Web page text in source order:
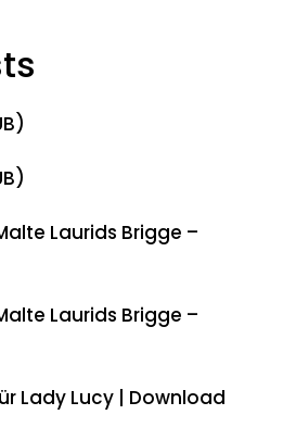
Laurids Brigge –
Laurids Brigge –
Lady Lucy | Download